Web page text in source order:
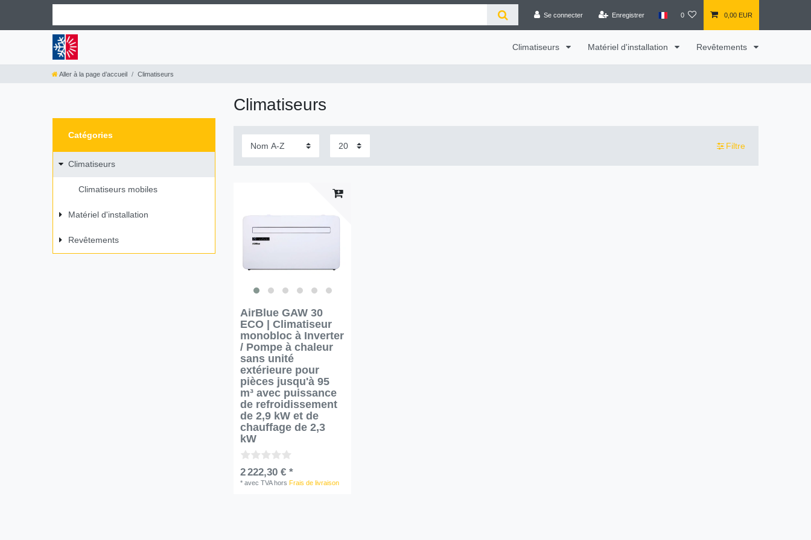
Se connecter Enregistrer 0 0,00 EUR
Climatiseurs Matériel d'installation Revêtements
Aller à la page d’accueil Climatiseurs
Catégories
Climatiseurs
Climatiseurs mobiles
Matériel d'installation
Revêtements
Climatiseurs
Filtre
AirBlue GAW 30
ECO | Climatiseur
monobloc à Inverter
/ Pompe à chaleur
sans unité
extérieure pour
pièces jusqu'à 95
m³ avec puissance
de refroidissement
de 2,9 kW et de
chauffage de 2,3
kW
2 222,30 € *
*avec TVAhorsFrais de livraison